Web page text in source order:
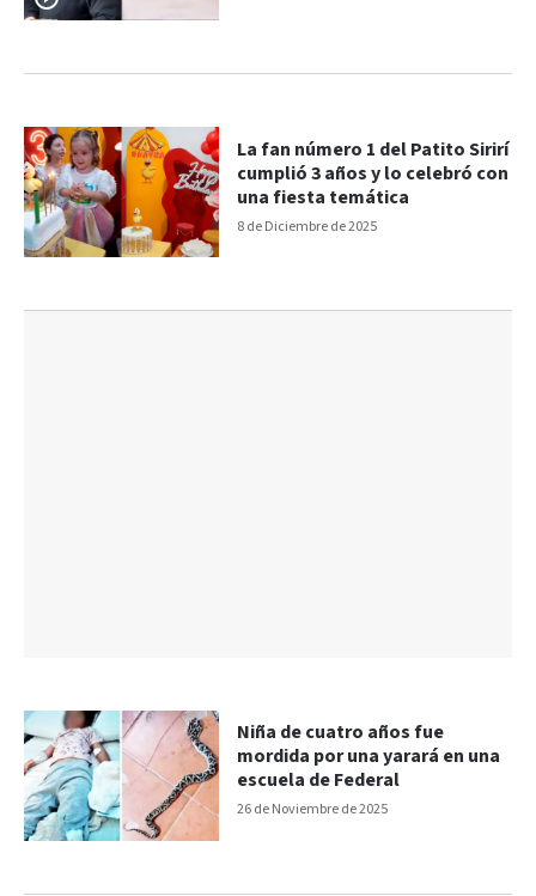
8 de Diciembre de 2025
La fan número 1 del Patito Sirirí
cumplió 3 años y lo celebró con
una fiesta temática
26 de Noviembre de 2025
Niña de cuatro años fue
mordida por una yarará en una
escuela de Federal